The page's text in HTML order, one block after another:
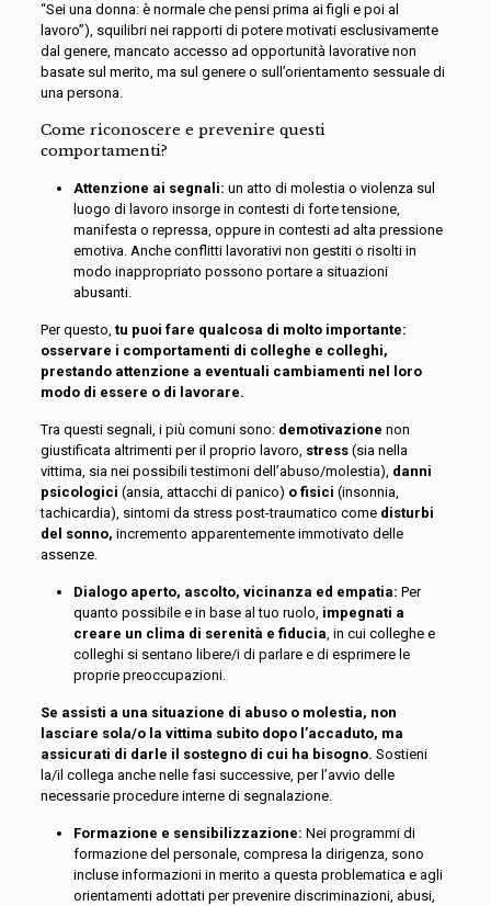
“Sei una donna: è normale che pensi prima ai figli e poi al
lavoro”), squilibri nei rapporti di potere motivati esclusivamente
dal genere, mancato accesso ad opportunità lavorative non
basate sul merito, ma sul genere o sull’orientamento sessuale di
una persona.
Come riconoscere e prevenire questi
comportamenti?
Attenzione ai segnali: un atto di molestia o violenza sul
luogo di lavoro insorge in contesti di forte tensione,
manifesta o repressa, oppure in contesti ad alta pressione
emotiva. Anche conflitti lavorativi non gestiti o risolti in
modo inappropriato possono portare a situazioni
abusanti.
Per questo, tu puoi fare qualcosa di molto importante:
osservare i comportamenti di colleghe e colleghi,
prestando attenzione a eventuali cambiamenti nel loro
modo di essere o di lavorare.
Tra questi segnali, i più comuni sono: demotivazione non
giustificata altrimenti per il proprio lavoro, stress (sia nella
vittima, sia nei possibili testimoni dell’abuso/molestia), danni
psicologici (ansia, attacchi di panico) o fisici (insonnia,
tachicardia), sintomi da stress post-traumatico come disturbi
del sonno, incremento apparentemente immotivato delle
assenze.
Dialogo aperto, ascolto, vicinanza ed empatia: Per
quanto possibile e in base al tuo ruolo, impegnati a
creare un clima di serenità e fiducia, in cui colleghe e
colleghi si sentano libere/i di parlare e di esprimere le
proprie preoccupazioni.
Se assisti a una situazione di abuso o molestia, non
lasciare sola/o la vittima subito dopo l’accaduto, ma
assicurati di darle il sostegno di cui ha bisogno. Sostieni
la/il collega anche nelle fasi successive, per l’avvio delle
necessarie procedure interne di segnalazione.
Formazione e sensibilizzazione: Nei programmi di
formazione del personale, compresa la dirigenza, sono
incluse informazioni in merito a questa problematica e agli
orientamenti adottati per prevenire discriminazioni, abusi,